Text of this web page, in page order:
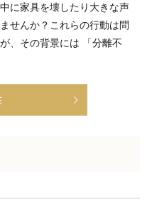
に家具を壊したり大きな声
せんか？これらの行動は問
、その背景には 「分離不